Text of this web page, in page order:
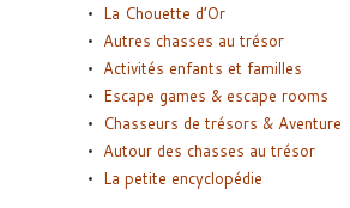
La Chouette d’Or
Autres chasses au trésor
Activités enfants et familles
Escape games & escape rooms
Chasseurs de trésors & Aventure
Autour des chasses au trésor
La petite encyclopédie